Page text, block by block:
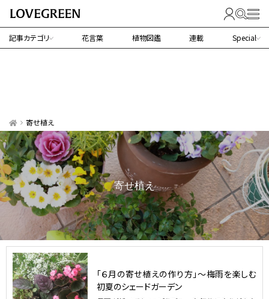
記事カテゴリ 花言葉 植物図鑑 連載 Special
寄せ植え
寄せ植え
「６月の寄せ植えの作り方」～梅雨を楽しむ
初夏のシェードガーデン